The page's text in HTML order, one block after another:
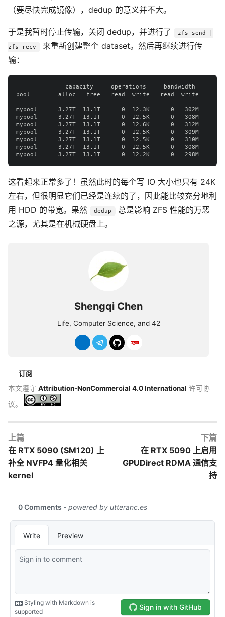
（要尽快完成镜像），dedup 的意义并不大。
于是我暂时停止传输，关闭 dedup，并进行了 zfs send |
zfs recv
来重新创建整个 dataset。然后再继续进行传
输：
              capacity     operations     bandwidth
pool        alloc   free   read  write   read  write
----------  -----  -----  -----  -----  -----  -----
mypool      3.27T  13.1T      0  12.3K      0   302M
mypool      3.27T  13.1T      0  12.5K      0   308M
mypool      3.27T  13.1T      0  12.6K      0   312M
mypool      3.27T  13.1T      0  12.5K      0   309M
mypool      3.27T  13.1T      0  12.5K      0   310M
mypool      3.27T  13.1T      0  12.5K      0   308M
这看起来正常多了！虽然此时的每个写 IO 大小也只有 24K
左右，但很明显它们已经是连续的了，因此能比较充分地利
用 HDD 的带宽。果然
dedup
总是影响 ZFS 性能的万恶
之源，尤其是在机械硬盘上。
Shengqi Chen
Life, Computer Science, and 42
订阅
本文遵守 Attribution-NonCommercial 4.0 International 许可协
议。
上篇
在 RTX 5090 (SM120) 上
补全 NVFP4 量化相关
kernel
下篇
在 RTX 5090 上启用
GPUDirect RDMA 通信支
持